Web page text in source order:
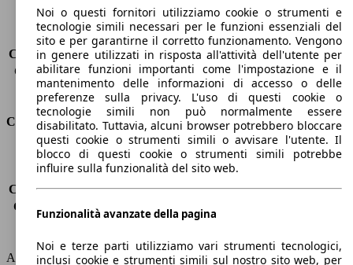
Sedili
5
Carico sul tetto
-
Capacità di traino (senza freni) -
Capacità di traino (con freni)
-
Volume del bagagliaio
572 - 2618 l
Consumi
Emissioni di CO2*
127 g/km (komb.)
Consumo (urbano)
5.7 l/100km
Consumo (extra-urbano) 4.3 l/100km
Consumo (combinato)*
4.8 l/100km
Capacità del serbatoio
52 l
AutoScout24 non si assume alcuna responsabilità per la correttezza
Noi o questi fornitori utilizziamo cookie o strumenti e
tecnologie simili necessari per le funzioni essenziali del
sito e per garantirne il corretto funzionamento. Vengono
in genere utilizzati in risposta all'attività dell'utente per
abilitare funzioni importanti come l'impostazione e il
mantenimento delle informazioni di accesso o delle
preferenze sulla privacy. L'uso di questi cookie o
tecnologie simili non può normalmente essere
disabilitato. Tuttavia, alcuni browser potrebbero bloccare
questi cookie o strumenti simili o avvisare l'utente. Il
blocco di questi cookie o strumenti simili potrebbe
influire sulla funzionalità del sito web.
Funzionalità avanzate della pagina
Noi e terze parti utilizziamo vari strumenti tecnologici,
inclusi cookie e strumenti simili sul nostro sito web, per